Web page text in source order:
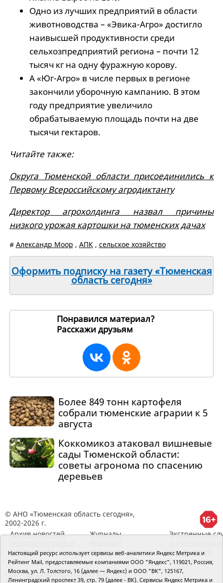
Одно из лучших предприятий в области
животноводства – «Эвика-Агро» достигло
наивысшей продуктивности среди
сельхозпредприятий региона – почти 12
тысяч кг на одну фуражную корову.
А «Юг-Агро» в числе первых в регионе
закончили уборочную кампанию. В этом
году предприятие увеличило
обрабатываемую площадь почти на две
тысячи гектаров.
Читайте также:
Округа Тюменской области присоединились к
Первому Всероссийскому агродиктанту
Директор агрохолдинга назвал причины
низкого урожая картошки на тюменских дачах
# Александр Моор , АПК, сельское хозяйство
Оформить подписку на газету «Тюменская
область сегодня»
Понравился материал?
Расскажи друзьям
Более 849 тонн картофеля
собрали тюменские аграрии к 5
августа
Коккомикоз атаковал вишневые
сады Тюменской области:
советы агронома по спасению
деревьев
© АНО «Тюменская область сегодня»,
2002-2026 г.
Архив новостей
районов ТО
Журналы
RSS поток
Экстренные
Сведения об
организации
Главный редактор Рябков А.В.
Настоящий ресурс использует сервисы веб-аналитики Яндекс Метрика и
Рейтинг Mail, предоставляемые компаниями ООО "Яндекс", 119021, Россия,
Москва, ул. Л. Толстого, 16 (далее — Яндекс) и ООО "ВК", 125167,
Ленинградский проспект 39, стр. 79 (далее - ВК). Сервисы Яндекс Метрика и